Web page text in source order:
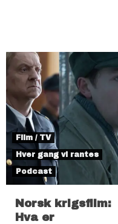
Film / TV
Hver gang vi rantes
Podcast
Norsk krigsfilm:
Hva er